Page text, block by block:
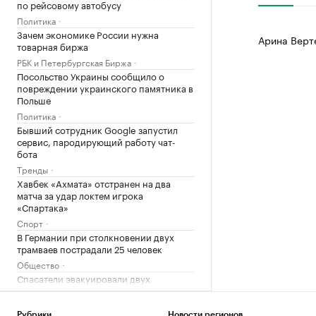
по рейсовому автобусу
Политика
Зачем экономике России нужна
товарная биржа
РБК и Петербургская Биржа
Посольство Украины сообщило о
повреждении украинского памятника в
Польше
Политика
Бывший сотрудник Google запустил
сервис, пародирующий работу чат-
бота
Тренды
Хавбек «Ахмата» отстранен на два
матча за удар локтем игрока
«Спартака»
Спорт
В Германии при столкновении двух
трамваев пострадали 25 человек
Общество
Спасатели эвакуировали двух
российских туристов в горах
Арина